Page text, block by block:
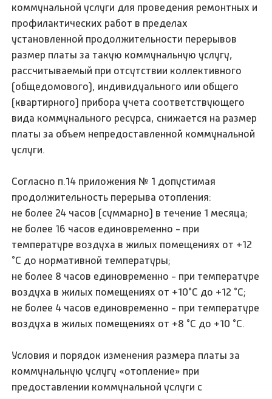
коммунальной услуги для проведения ремонтных и
профилактических работ в пределах
установленной продолжительности перерывов
размер платы за такую коммунальную услугу,
рассчитываемый при отсутствии коллективного
(общедомового), индивидуального или общего
(квартирного) прибора учета соответствующего
вида коммунального ресурса, снижается на размер
платы за объем непредоставленной коммунальной
услуги.
Согласно п.14 приложения № 1 допустимая
продолжительность перерыва отопления:
не более 24 часов (суммарно) в течение 1 месяца;
не более 16 часов единовременно - при
температуре воздуха в жилых помещениях от +12
°C до нормативной температуры;
не более 8 часов единовременно - при температуре
воздуха в жилых помещениях от +10°C до +12 °C;
не более 4 часов единовременно - при температуре
воздуха в жилых помещениях от +8 °C до +10 °C.
Условия и порядок изменения размера платы за
коммунальную услугу «отопление» при
предоставлении коммунальной услуги с